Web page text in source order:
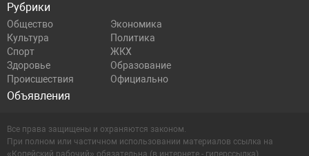
Рубрики
Общество
Экономика
Культура
Политика
Спорт
ЖКХ
Здоровье
Образование
Происшествия
Официально
Объявления
Все права защищены и охраняются законом.
При полном или частичном использовании материалов ссылка на
«Копейский рабочий» обязательна (в интернете - гиперссылка).